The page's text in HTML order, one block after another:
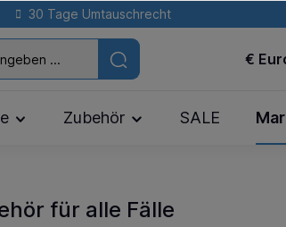
30 Tage Umtauschrecht
€
Zubehör SALE
für alle Fälle